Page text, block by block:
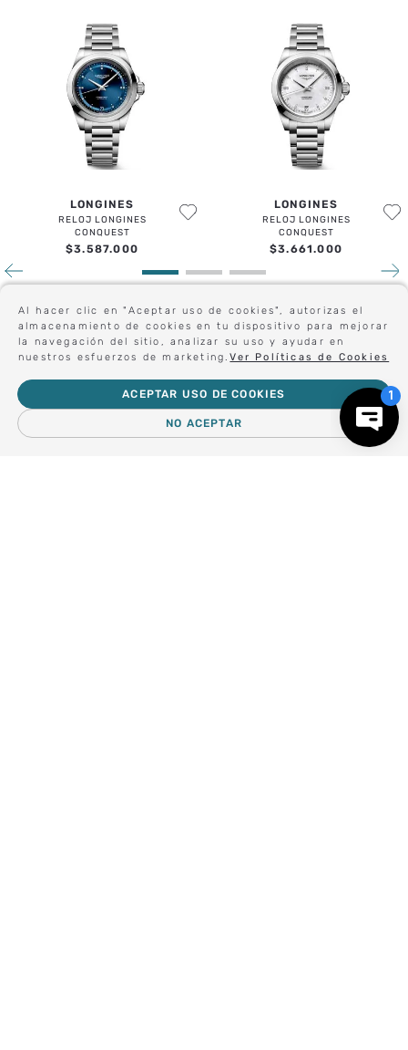
Al hacer clic en "Aceptar uso de cookies", autorizas el
almacenamiento de cookies en tu dispositivo para mejorar
la navegación del sitio, analizar su uso y ayudar en
nuestros esfuerzos de marketing.Ver Políticas de Cookies
NO ACEPTAR
ACEPTAR USO DE COOKIES
LONGINES
RELOJ LONGINES
CONQUEST
$3.587.000
LONGINES
RELOJ LONGINES
CONQUEST
$3.661.000
Sé el primero en conocer nuestras novedades:
Forma parte de nuestros clientes exclusivos.